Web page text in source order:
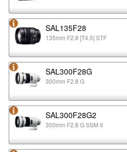
SAL135F28
135mm F2.8 [T4.5] STF
SAL300F28G
300mm F2.8 G
SAL300F28G2
300mm F2.8 G SSM II